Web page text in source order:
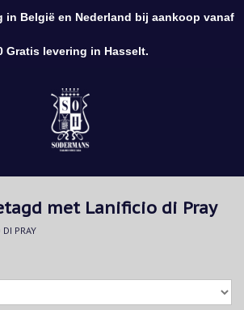
met Lanificio di Pray
DI PRAY
België en Nederland bij aankoop vanaf
Gratis levering in Hasselt.